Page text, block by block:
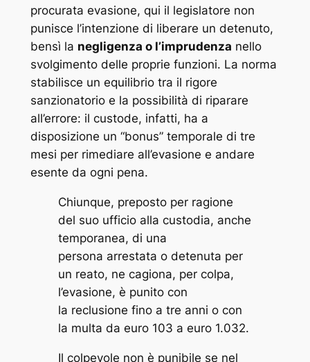
procurata evasione, qui il legislatore non
punisce l’intenzione di liberare un detenuto,
bensì la negligenza o l’imprudenza nello
svolgimento delle proprie funzioni. La norma
stabilisce un equilibrio tra il rigore
sanzionatorio e la possibilità di riparare
all’errore: il custode, infatti, ha a
disposizione un “bonus” temporale di tre
mesi per rimediare all’evasione e andare
esente da ogni pena.
Chiunque, preposto per ragione
del suo ufficio alla custodia, anche
temporanea, di una
persona arrestata o detenuta per
un reato, ne cagiona, per colpa,
l’evasione, è punito con
la reclusione fino a tre anni o con
la multa da euro 103 a euro 1.032.
Il colpevole non è punibile se nel